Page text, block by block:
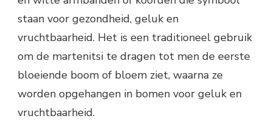
staan voor gezondheid, geluk en
vruchtbaarheid. Het is een traditioneel gebruik
om de martenitsi te dragen tot men de eerste
bloeiende boom of bloem ziet, waarna ze
worden opgehangen in bomen voor geluk en
vruchtbaarheid.